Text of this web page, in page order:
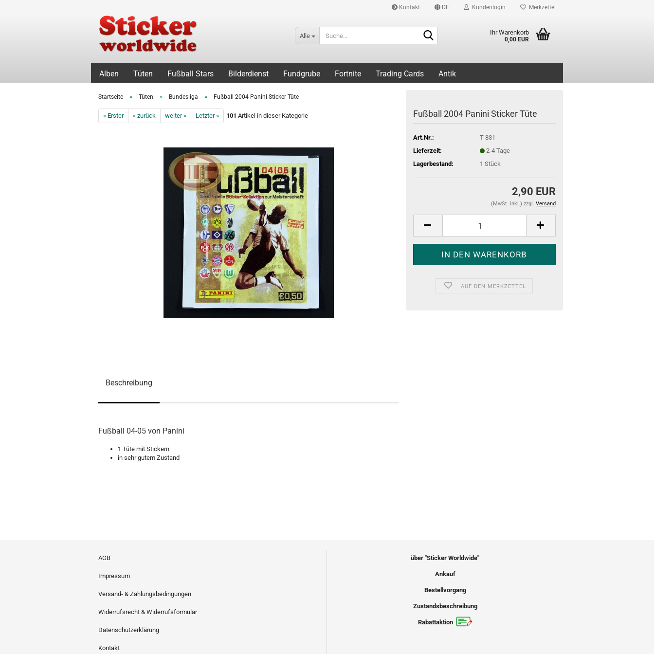
Kontakt DE Kundenlogin Merkzettel
Alle Ihr Warenkorb
0,00 EUR
Alben Tüten Fußball Stars Bilderdienst Fundgrube Fortnite Trading Cards Antik
Startseite » Tüten » Bundesliga » Fußball 2004 Panini Sticker Tüte
« Erster « zurück weiter » Letzter » 101 Artikel in dieser Kategorie Fußball 2004 Panini Sticker Tüte
Art.Nr.:
T 831
Lieferzeit:
2-4 Tage
Lagerbestand:
1 Stück
2,90 EUR
(MwSt. inkl.) zzgl. Versand
AUF DEN MERKZETTEL
Beschreibung
Fußball 04-05 von Panini
1 Tüte mit Stickern
in sehr gutem Zustand
AGB
Impressum
Versand- & Zahlungsbedingungen
Widerrufsrecht & Widerrufsformular
Datenschutzerklärung
Kontakt
über "Sticker Worldwide"
Ankauf
Bestellvorgang
Zustandsbeschreibung
Rabattaktion